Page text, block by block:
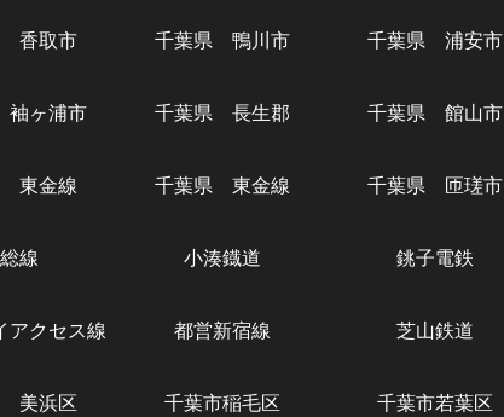
香取市 千葉県 鴨川市 千葉県 浦安市
ヶ浦市 千葉県 長生郡 千葉県 館山市
東金線 千葉県 東金線 千葉県 匝瑳市
線 小湊鐡道 銚子電鉄
アクセス線 都営新宿線 芝山鉄道
美浜区 千葉市稲毛区 千葉市若葉区